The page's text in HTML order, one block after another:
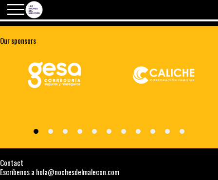
Our sponsors
Contact
Escríbenos a hola@nochesdelmalecon.com